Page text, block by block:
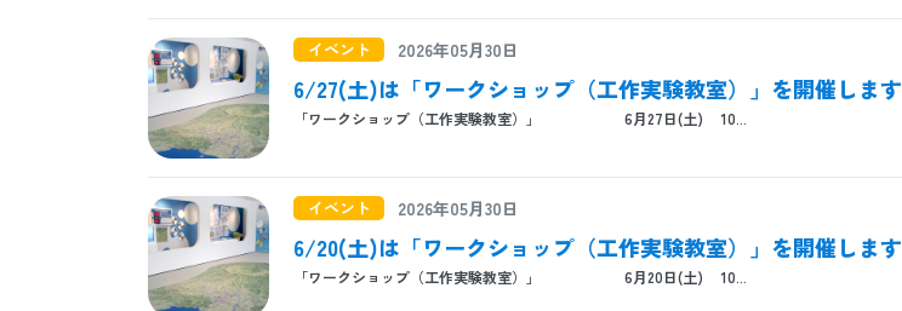
イベント 2026年05月30日
6/27(土)は「ワークショップ（工作実験教室）」を開催します
「ワークショップ（工作実験教室）」 6月27日(土) 10...
イベント 2026年05月30日
6/20(土)は「ワークショップ（工作実験教室）」を開催します
「ワークショップ（工作実験教室）」 6月20日(土) 10...